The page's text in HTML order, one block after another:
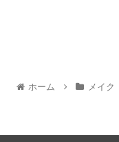
ホーム メイク